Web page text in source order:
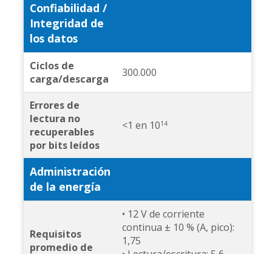
Confiabilidad /
Integridad de
los datos
Ciclos de
carga/descarga
300.000
Errores de
lectura no
recuperables
por bits leídos
<1 en 1014
Administración
de la energía
Requisitos
promedio de
• 12 V de corriente
continua ± 10 % (A, pico):
1,75